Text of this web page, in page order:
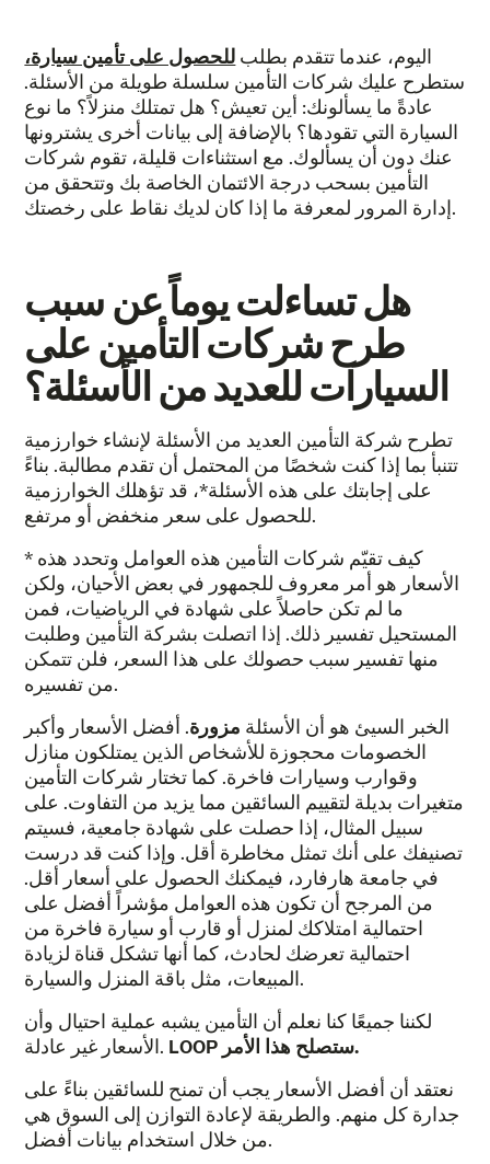
اليوم، عندما تتقدم بطلب للحصول على تأمين سيارة،
ستطرح عليك شركات التأمين سلسلة طويلة من الأسئلة.
عادةً ما يسألونك: أين تعيش؟ هل تمتلك منزلاً؟ ما نوع
السيارة التي تقودها؟ بالإضافة إلى بيانات أخرى يشترونها
عنك دون أن يسألوك. مع استثناءات قليلة، تقوم شركات
التأمين بسحب درجة الائتمان الخاصة بك وتتحقق من
إدارة المرور لمعرفة ما إذا كان لديك نقاط على رخصتك.
هل تساءلت يوماً عن سبب
طرح شركات التأمين على
تطرح شركة التأمين العديد من الأسئلة لإنشاء خوارزمية
تتنبأ بما إذا كنت شخصًا من المحتمل أن تقدم مطالبة. بناءً
على إجابتك على هذه الأسئلة*، قد تؤهلك الخوارزمية
للحصول على سعر منخفض أو مرتفع.
* كيف تقيّم شركات التأمين هذه العوامل وتحدد هذه
الأسعار هو أمر معروف للجمهور في بعض الأحيان، ولكن
ما لم تكن حاصلاً على شهادة في الرياضيات، فمن
المستحيل تفسير ذلك. إذا اتصلت بشركة التأمين وطلبت
منها تفسير سبب حصولك على هذا السعر، فلن تتمكن
من تفسيره.
الخبر السيئ هو أن الأسئلة مزورة. أفضل الأسعار وأكبر
الخصومات محجوزة للأشخاص الذين يمتلكون منازل
وقوارب وسيارات فاخرة. كما تختار شركات التأمين
متغيرات بديلة لتقييم السائقين مما يزيد من التفاوت. على
سبيل المثال، إذا حصلت على شهادة جامعية، فسيتم
تصنيفك على أنك تمثل مخاطرة أقل. وإذا كنت قد درست
في جامعة هارفارد، فيمكنك الحصول على أسعار أقل.
من المرجح أن تكون هذه العوامل مؤشراً أفضل على
احتمالية امتلاكك لمنزل أو قارب أو سيارة فاخرة من
احتمالية تعرضك لحادث، كما أنها تشكل قناة لزيادة
المبيعات، مثل باقة المنزل والسيارة.
لكننا جميعًا كنا نعلم أن التأمين يشبه عملية احتيال وأن
الأسعار غير عادلة.
LOOP ستصلح هذا الأمر.
نعتقد أن أفضل الأسعار يجب أن تمنح للسائقين بناءً على
جدارة كل منهم. والطريقة لإعادة التوازن إلى السوق هي
من خلال استخدام بيانات أفضل.